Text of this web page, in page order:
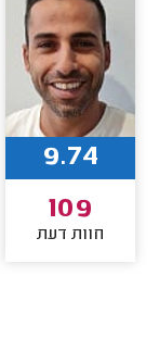
9.74
109
חוות דעת